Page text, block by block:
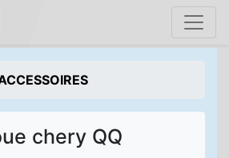
chery QQ